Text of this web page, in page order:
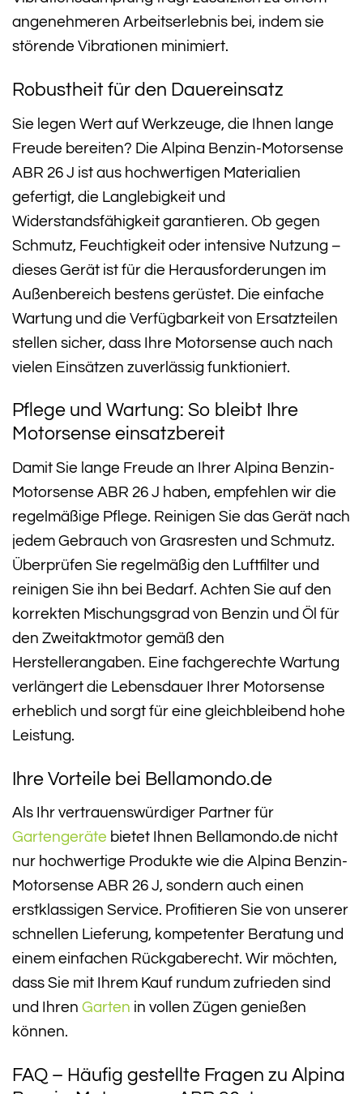
angenehmeren Arbeitserlebnis bei, indem sie
störende Vibrationen minimiert.
Robustheit für den Dauereinsatz
Sie legen Wert auf Werkzeuge, die Ihnen lange
Freude bereiten? Die Alpina Benzin-Motorsense
ABR 26 J ist aus hochwertigen Materialien
gefertigt, die Langlebigkeit und
Widerstandsfähigkeit garantieren. Ob gegen
Schmutz, Feuchtigkeit oder intensive Nutzung –
dieses Gerät ist für die Herausforderungen im
Außenbereich bestens gerüstet. Die einfache
Wartung und die Verfügbarkeit von Ersatzteilen
stellen sicher, dass Ihre Motorsense auch nach
vielen Einsätzen zuverlässig funktioniert.
Pflege und Wartung: So bleibt Ihre
Motorsense einsatzbereit
Damit Sie lange Freude an Ihrer Alpina Benzin-
Motorsense ABR 26 J haben, empfehlen wir die
regelmäßige Pflege. Reinigen Sie das Gerät nach
jedem Gebrauch von Grasresten und Schmutz.
Überprüfen Sie regelmäßig den Luftfilter und
reinigen Sie ihn bei Bedarf. Achten Sie auf den
korrekten Mischungsgrad von Benzin und Öl für
den Zweitaktmotor gemäß den
Herstellerangaben. Eine fachgerechte Wartung
verlängert die Lebensdauer Ihrer Motorsense
erheblich und sorgt für eine gleichbleibend hohe
Leistung.
Ihre Vorteile bei Bellamondo.de
Als Ihr vertrauenswürdiger Partner für
Gartengeräte bietet Ihnen Bellamondo.de nicht
nur hochwertige Produkte wie die Alpina Benzin-
Motorsense ABR 26 J, sondern auch einen
erstklassigen Service. Profitieren Sie von unserer
schnellen Lieferung, kompetenter Beratung und
einem einfachen Rückgaberecht. Wir möchten,
dass Sie mit Ihrem Kauf rundum zufrieden sind
und Ihren Garten in vollen Zügen genießen
können.
FAQ – Häufig gestellte Fragen zu Alpina